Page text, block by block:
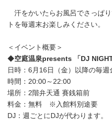
汗をかいたらお風呂でさっぱ
トを毎週末お楽しみください。
＜イベント概要＞
◆空庭温泉presents 「 DJ
日時：6月16日（金）以降の毎週
時間：20:00～22:00
場所：2階弁天通 賽銭箱前
料金：無料 ※入館料別途要
DJ：週ごとにDJが代わります。